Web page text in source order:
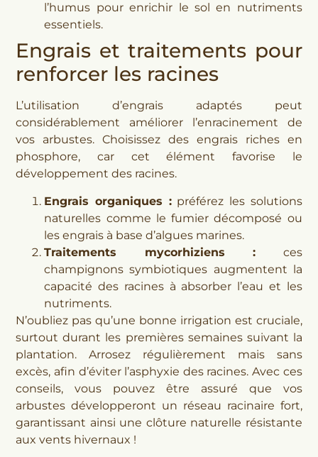
l’humus pour enrichir le sol en nutriments
essentiels.
Engrais et traitements pour
renforcer les racines
L’utilisation d’engrais adaptés peut
considérablement améliorer l’enracinement de
vos arbustes. Choisissez des engrais riches en
phosphore, car cet élément favorise le
développement des racines.
Engrais organiques :préférez les solutions
naturelles comme le fumier décomposé ou
les engrais à base d’algues marines.
Traitements mycorhiziens : ces
champignons symbiotiques augmentent la
capacité des racines à absorber l’eau et les
nutriments.
N’oubliez pas qu’une bonne irrigation est cruciale,
surtout durant les premières semaines suivant la
plantation. Arrosez régulièrement mais sans
excès, afin d’éviter l’asphyxie des racines. Avec ces
conseils, vous pouvez être assuré que vos
arbustes développeront un réseau racinaire fort,
garantissant ainsi une clôture naturelle résistante
aux vents hivernaux !